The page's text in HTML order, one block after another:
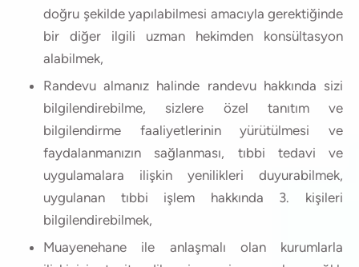
doğru şekilde yapılabilmesi amacıyla gerektiğinde
bir diğer ilgili uzman hekimden konsültasyon
alabilmek,
Randevu almanız halinde randevu hakkında sizi
bilgilendirebilme, sizlere özel tanıtım ve
bilgilendirme faaliyetlerinin yürütülmesi ve
faydalanmanızın sağlanması, tıbbi tedavi ve
uygulamalara ilişkin yenilikleri duyurabilmek,
uygulanan tıbbi işlem hakkında 3. kişileri
bilgilendirebilmek,
Muayenehane ile anlaşmalı olan kurumlarla